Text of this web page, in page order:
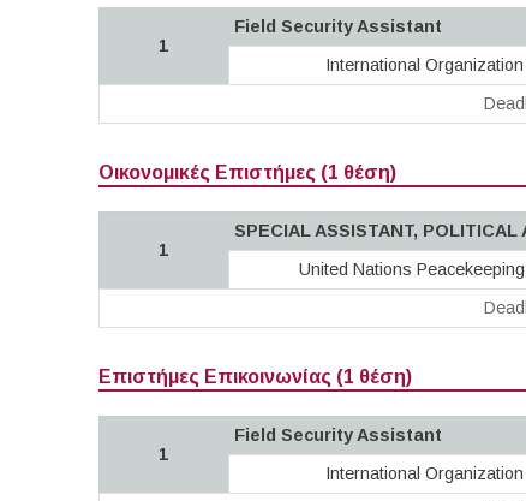
1
Field Security Assistant
International
Οικονομικές Επιστήμες (1 θέση)
1
SPECIAL ASSISTANT, POLITICAL
United Nations
Επιστήμες Επικοινωνίας (1 θέση)
1
Field Security Assistant
International